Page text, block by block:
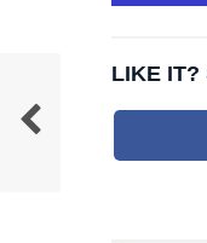
LIKE IT?